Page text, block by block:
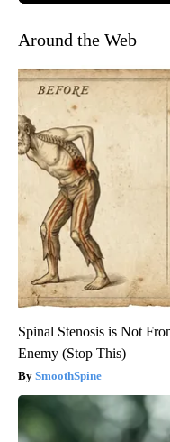
Around the Web
Spinal Stenosis is Not
Enemy (Stop This)
SmoothSpine